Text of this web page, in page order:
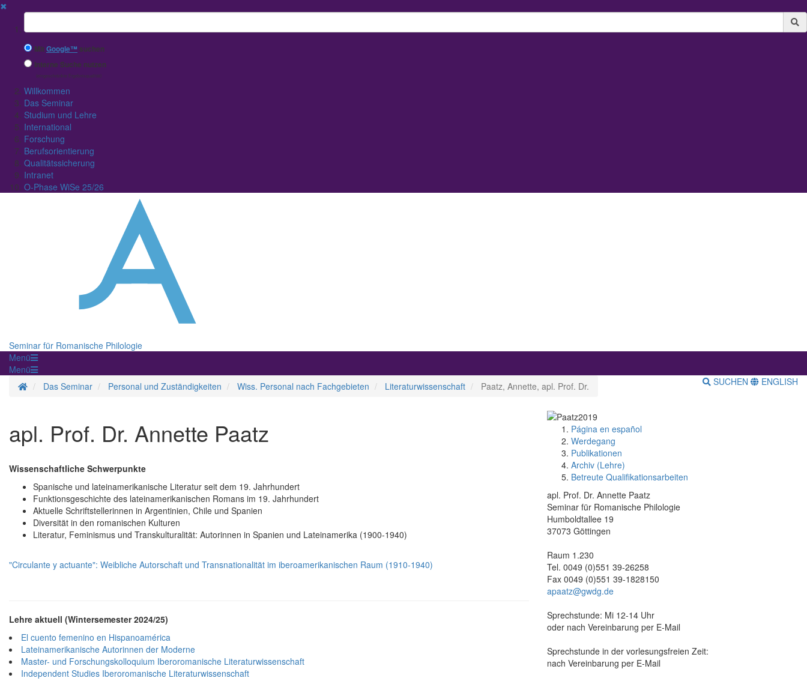
✖
Suchbegriff
MitGoogle™ suchen
Interne Suche nutzen
(eingeschränkte Ergebnisqualität)
Willkommen
Das Seminar
Studium und Lehre
International
Forschung
Berufsorientierung
Qualitätssicherung
Intranet
O-Phase WiSe 25/26
Seminar für Romanische Philologie
Menü
Menü
StartseiteDas Seminar Personal und Zuständigkeiten Wiss. Personal nach Fachgebieten Literaturwissenschaft Paatz, Annette, apl. Prof. Dr. SUCHEN ENGLISH
apl. Prof. Dr. Annette Paatz
Wissenschaftliche Schwerpunkte
Spanische und lateinamerikanische Literatur seit dem 19. Jahrhundert
Funktionsgeschichte des lateinamerikanischen Romans im 19. Jahrhundert
Aktuelle Schriftstellerinnen in Argentinien, Chile und Spanien
Diversität in den romanischen Kulturen
Literatur, Feminismus und Transkulturalität: Autorinnen in Spanien und Lateinamerika (1900-1940)
"Circulante y actuante": Weibliche Autorschaft und Transnationalität im iberoamerikanischen Raum (1910-1940)
Lehre aktuell (Wintersemester 2024/25)
El cuento femenino en Hispanoamérica
Lateinamerikanische Autorinnen der Moderne
Master- und Forschungskolloquium Iberoromanische Literaturwissenschaft
Independent Studies Iberoromanische Literaturwissenschaft
Página en español
Werdegang
Publikationen
Archiv (Lehre)
Betreute Qualifikationsarbeiten
apl. Prof. Dr. Annette Paatz
Seminar für Romanische Philologie
Humboldtallee 19
37073 Göttingen
Raum 1.230
Tel. 0049 (0)551 39-26258
Fax 0049 (0)551 39-1828150
apaatz@gwdg.de
Sprechstunde: Mi 12-14 Uhr
oder nach Vereinbarung per E-Mail
Sprechstunde in der vorlesungsfreien Zeit:
nach Vereinbarung per E-Mail